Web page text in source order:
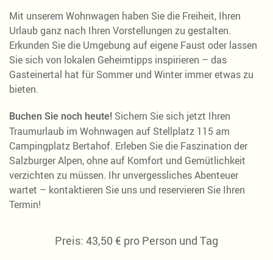
Mit unserem Wohnwagen haben Sie die Freiheit, Ihren
Urlaub ganz nach Ihren Vorstellungen zu gestalten.
Erkunden Sie die Umgebung auf eigene Faust oder lassen
Sie sich von lokalen Geheimtipps inspirieren – das
Gasteinertal hat für Sommer und Winter immer etwas zu
bieten.
Buchen Sie noch heute! Sichern Sie sich jetzt Ihren
Traumurlaub im Wohnwagen auf Stellplatz 115 am
Campingplatz Bertahof. Erleben Sie die Faszination der
Salzburger Alpen, ohne auf Komfort und Gemütlichkeit
verzichten zu müssen. Ihr unvergessliches Abenteuer
wartet – kontaktieren Sie uns und reservieren Sie Ihren
Termin!
Preis: 43,50 € pro Person und Tag